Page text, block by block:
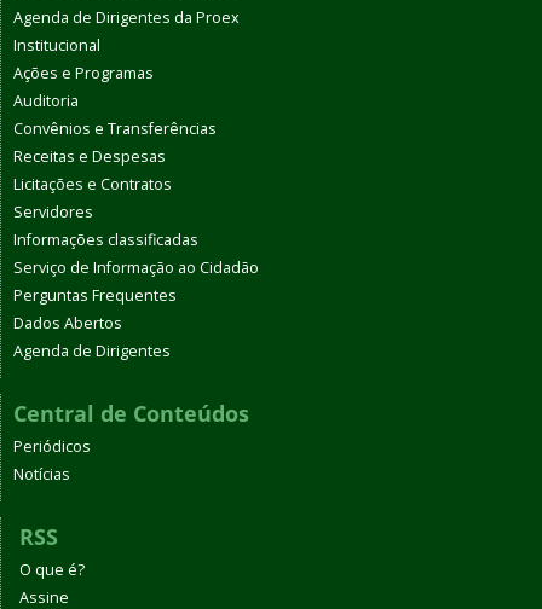
Agenda de Dirigentes da Proex
Institucional
Ações e Programas
Auditoria
Convênios e Transferências
Receitas e Despesas
Licitações e Contratos
Servidores
Informações classificadas
Serviço de Informação ao Cidadão
Perguntas Frequentes
Dados Abertos
Agenda de Dirigentes
Central de Conteúdos
Periódicos
Notícias
RSS
O que é?
Assine